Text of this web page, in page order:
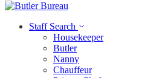
Staff Search
Housekeeper
Butler
Nanny
Chauffeur